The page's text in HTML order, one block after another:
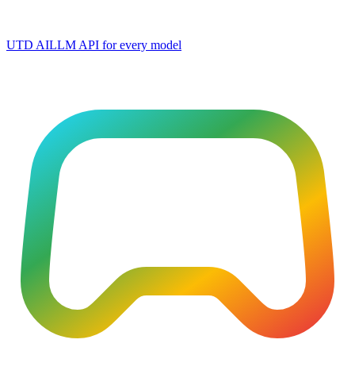
UTD AILLM API for every model